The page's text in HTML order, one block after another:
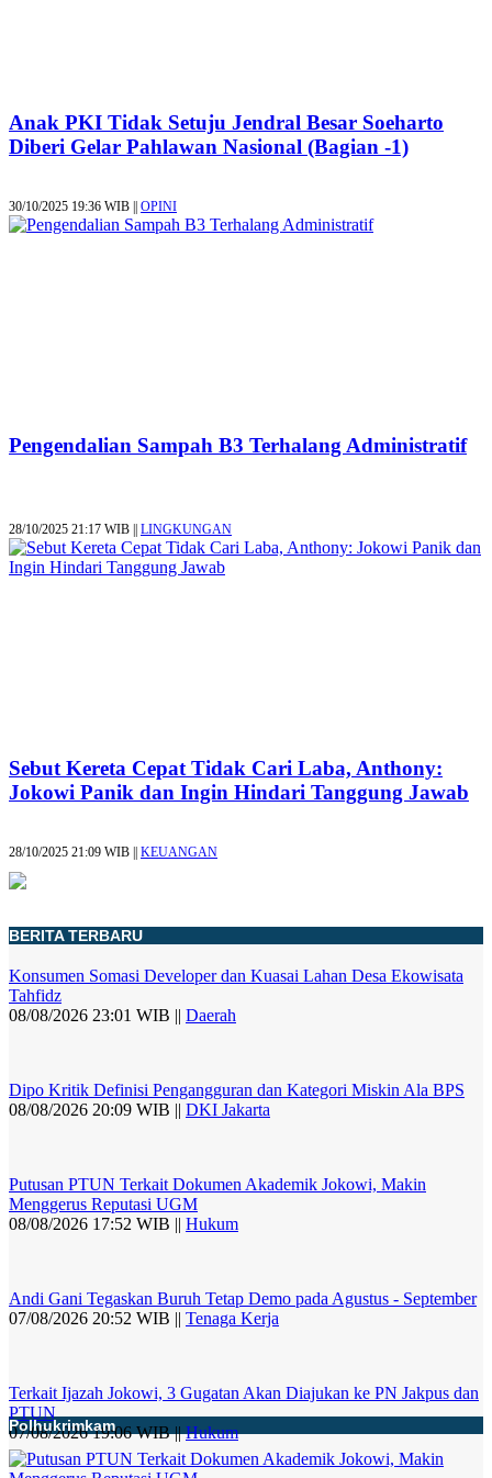
Anak PKI Tidak Setuju Jendral Besar Soeharto
Diberi Gelar Pahlawan Nasional (Bagian -1)
30/10/2025 19:36 WIB || OPINI
Pengendalian Sampah B3 Terhalang Administratif
28/10/2025 21:17 WIB || LINGKUNGAN
Sebut Kereta Cepat Tidak Cari Laba, Anthony:
Jokowi Panik dan Ingin Hindari Tanggung Jawab
28/10/2025 21:09 WIB || KEUANGAN
BERITA TERBARU
Konsumen Somasi Developer dan Kuasai Lahan Desa Ekowisata
Tahfidz
08/08/2026 23:01 WIB || Daerah
Dipo Kritik Definisi Pengangguran dan Kategori Miskin Ala BPS
08/08/2026 20:09 WIB || DKI Jakarta
Putusan PTUN Terkait Dokumen Akademik Jokowi, Makin
Menggerus Reputasi UGM
08/08/2026 17:52 WIB || Hukum
Andi Gani Tegaskan Buruh Tetap Demo pada Agustus - September
07/08/2026 20:52 WIB || Tenaga Kerja
Terkait Ijazah Jokowi, 3 Gugatan Akan Diajukan ke PN Jakpus dan
PTUN
07/08/2026 19:06 WIB ||Hukum
Polhukrimkam